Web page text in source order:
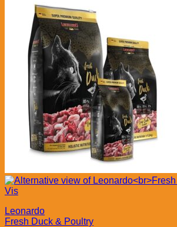
Vis
Leonardo
Fresh Duck & Poultry